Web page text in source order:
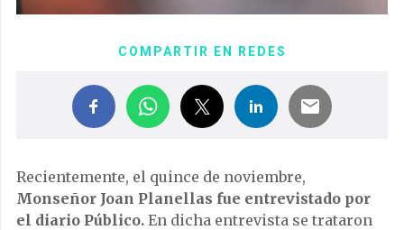
COMPARTIR EN REDES
Recientemente, el quince de noviembre,
Monseñor Joan Planellas fue entrevistado por
el diario Público. En dicha entrevista se trataron